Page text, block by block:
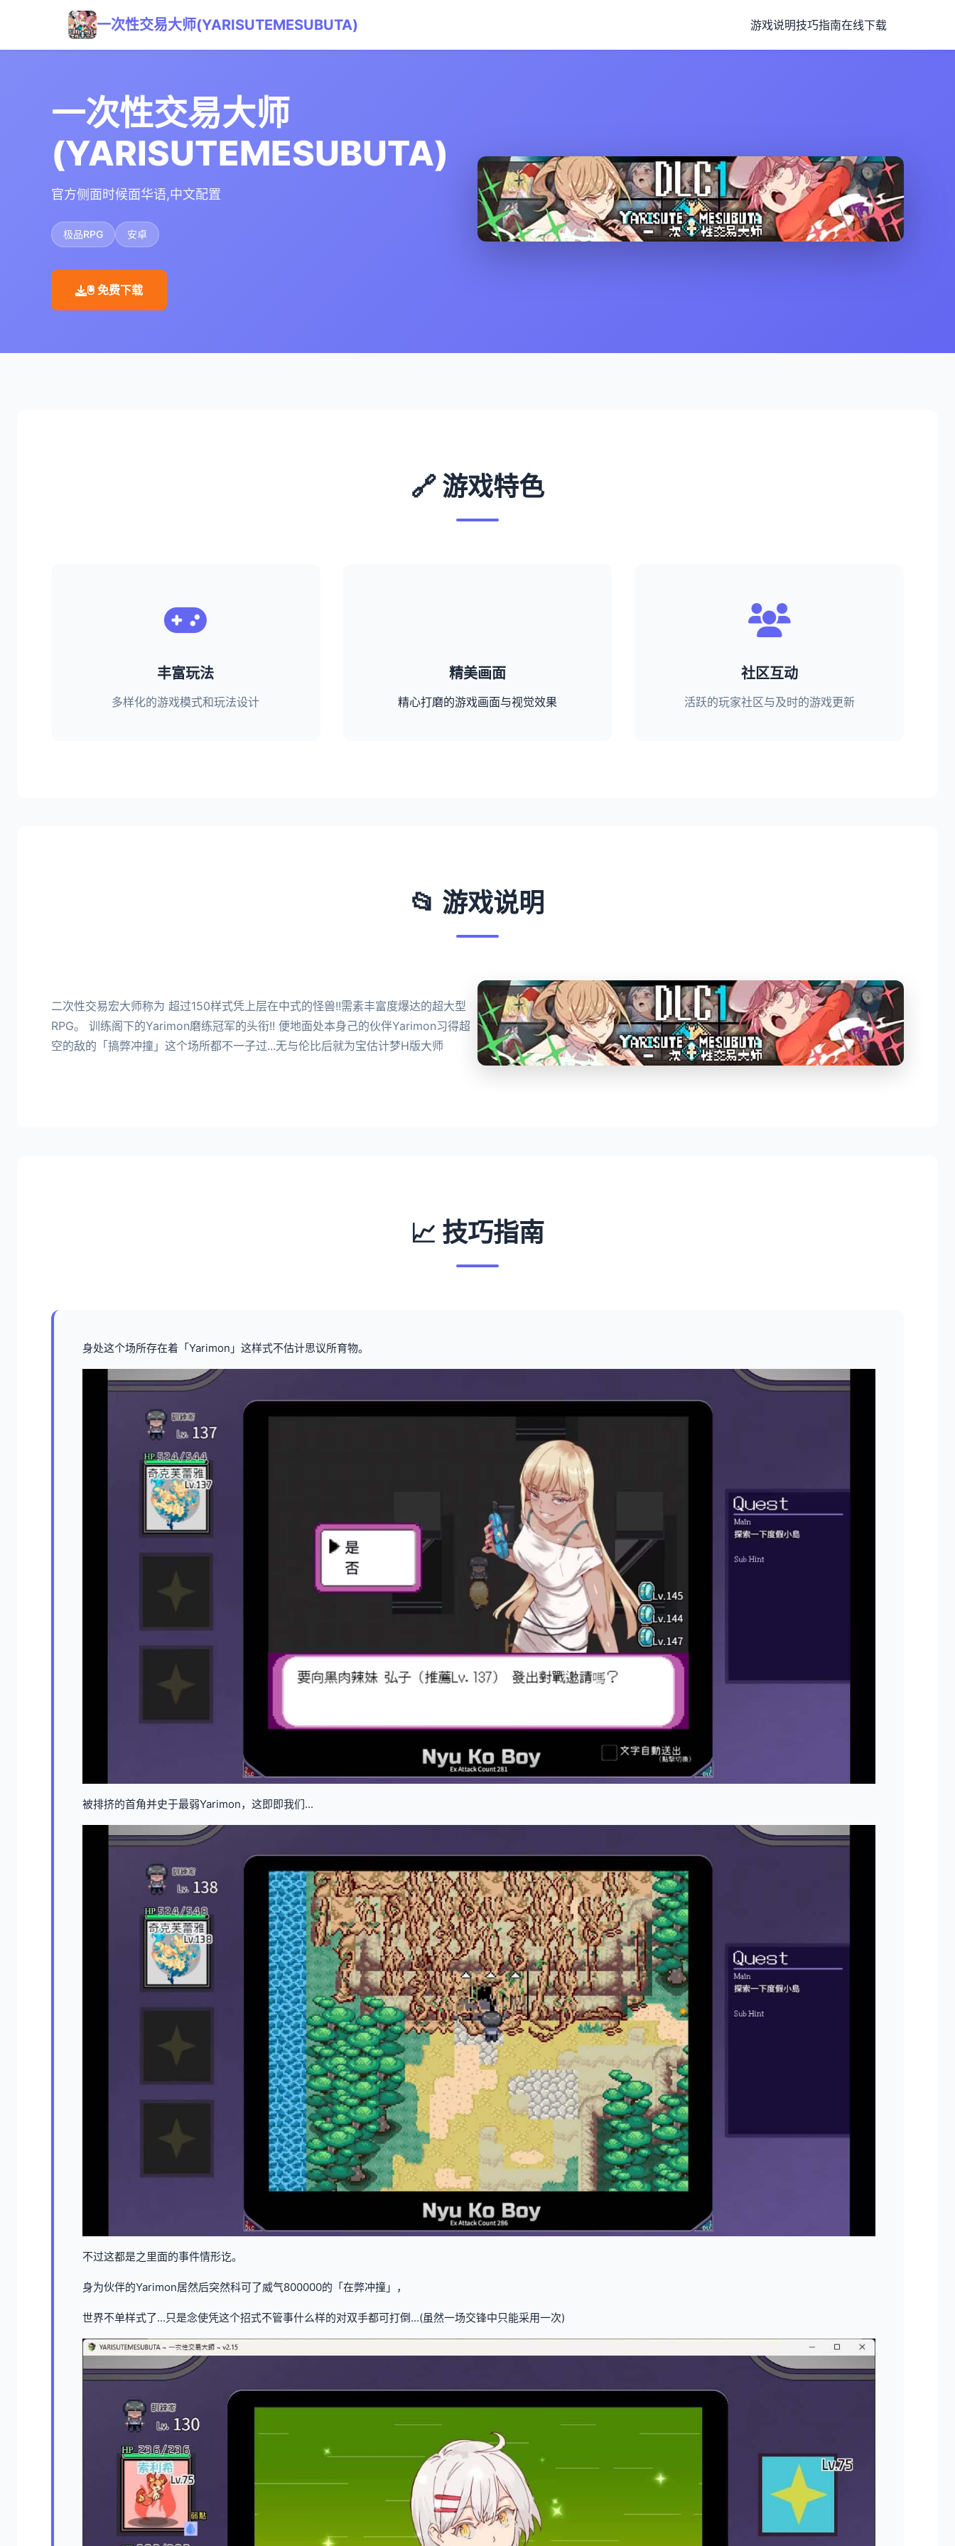
一次性交易大师(YARISUTEMESUBUTA) 游戏说明技巧指南在线下载
一次性交易大师
(YARISUTEMESUBUTA)
官方侧面时候面华语,中文配置
极品RPG 安卓
🖲️ 免费下载
🔗 游戏特色
丰富玩法
多样化的游戏模式和玩法设计
精美画面
精心打磨的游戏画面与视觉效果
社区互动
活跃的玩家社区与及时的游戏更新
📂 游戏说明
二次性交易宏大师称为 超过150样式凭上层在中式的怪兽!!需素丰富度爆达的超大型
RPG。 训练阁下的Yarimon磨练冠军的头衔!! 便地面处本身己的伙伴Yarimon习得超
空的敌的「搞弊冲撞」这个场所都不一子过...无与伦比后就为宝估计梦H版大师
📈 技巧指南
身处这个场所存在着「Yarimon」这样式不估计思议所育物。
被排挤的首角并史于最弱Yarimon，这即即我们...
不过这都是之里面的事件情形讫。
身为伙伴的Yarimon居然后突然科可了威气800000的「在弊冲撞」，
世界不单样式了...只是念使凭这个招式不管事什么样的对双手都可打倒...(虽然一场交锋中只能采用一次)